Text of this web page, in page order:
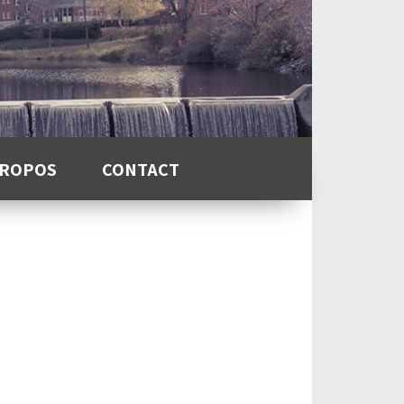
CONTACT